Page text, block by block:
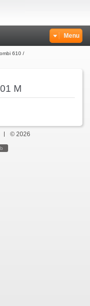
Menu
610 /
M
© 2026